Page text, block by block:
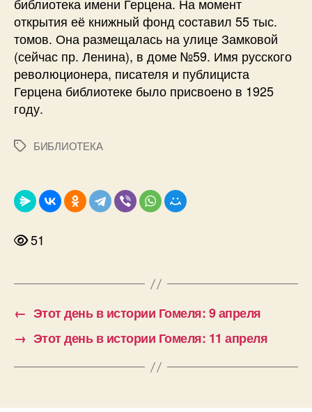
открытия её книжный фонд составил 55 тыс.
томов. Она размещалась на улице Замковой
(сейчас пр. Ленина), в доме №59. Имя русского
революционера, писателя и публициста
Герцена библиотеке было присвоено в 1925
году.
МеткиБИБЛИОТЕКА
51
← Этот день в истории Гомеля: 9 апреля
→ Этот день в истории Гомеля: 11 апреля